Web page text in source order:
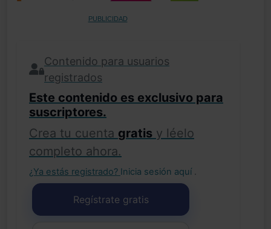
PUBLICIDAD
Contenido para usuarios
registrados
Este contenido es exclusivo para
suscriptores.
Crea tu cuenta gratis y léelo
completo ahora.
¿Ya estás registrado? Inicia sesión aquí .
Regístrate gratis